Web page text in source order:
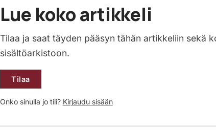
Lue koko artikkeli
Tilaa ja saat täyden pääsyn tähän artikkeliin sekä
sisältöarkistoon.
Tilaa
Onko sinulla jo tili? Kirjaudu sisään